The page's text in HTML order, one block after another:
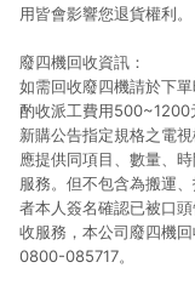
用皆會影響您退貨權利。
廢四機回收資訊：
如需回收廢四機請於下
酌收派工費用500~1200
新購公告指定規格之電
應提供同項目、數量、
服務。但不包含為搬運
者本人簽名確認已被口
收服務，本公司廢四機
0800-085717。